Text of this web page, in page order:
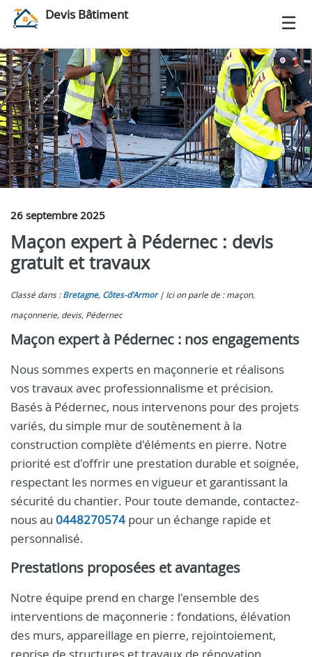
Devis Bâtiment
26 septembre 2025
Maçon expert à Pédernec : devis
gratuit et travaux
Classé dans : Bretagne, Côtes-d'Armor
Ici on parle de : maçon,
maçonnerie, devis, Pédernec
Maçon expert à Pédernec : nos engagements
Nous sommes experts en maçonnerie et réalisons
vos travaux avec professionnalisme et précision.
Basés à Pédernec, nous intervenons pour des projets
variés, du simple mur de soutènement à la
construction complète d'éléments en pierre. Notre
priorité est d'offrir une prestation durable et soignée,
respectant les normes en vigueur et garantissant la
sécurité du chantier. Pour toute demande, contactez-
nous au 0448270574 pour un échange rapide et
personnalisé.
Prestations proposées et avantages
Notre équipe prend en charge l'ensemble des
interventions de maçonnerie : fondations, élévation
des murs, appareillage en pierre, rejointoiement,